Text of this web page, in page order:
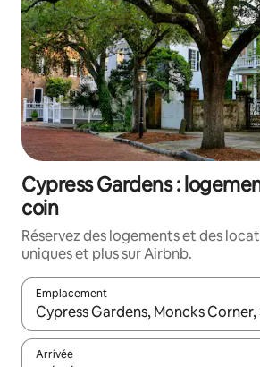
Cypress Gardens :
coin
Réservez des logements et des
uniques et plus sur Airbnb.
Emplacement
Quand les résultats sont affichés,
Arrivée